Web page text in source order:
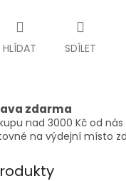
HLÍDAT SDÍLET
zdarma
nad 3000 Kč od
na výdejní místo